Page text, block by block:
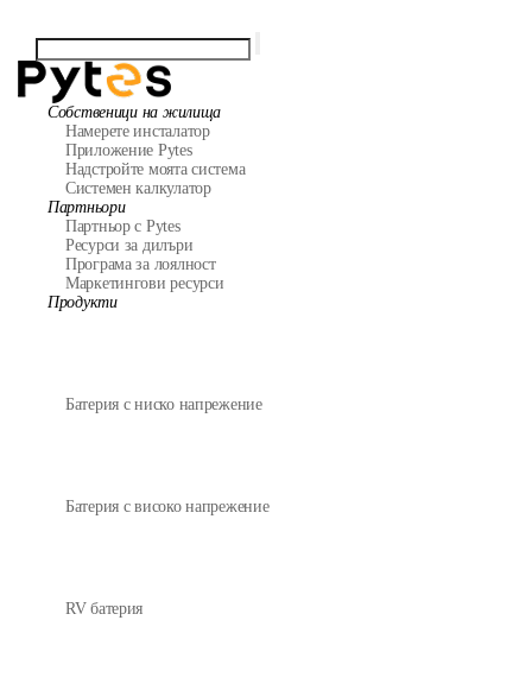
Собственици на жилища
Намерете инсталатор
Приложение Pytes
Надстройте моята система
Системен калкулатор
Партньори
Партньор с Pytes
Ресурси за дилъри
Програма за лоялност
Маркетингови ресурси
Продукти
Батерия с ниско напрежение
Батерия с високо напрежение
RV батерия